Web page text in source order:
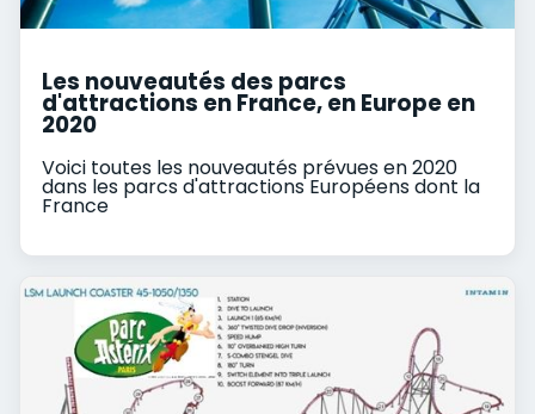
Les nouveautés des parcs
d'attractions en France, en Europe en
2020
Voici toutes les nouveautés prévues en 2020
dans les parcs d'attractions Européens dont la
France